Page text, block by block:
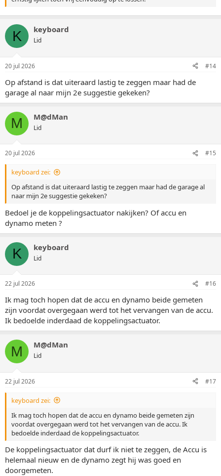
K keyboard
Lid
20 jul 2026 #14
Op afstand is dat uiteraard lastig te zeggen maar had de
garage al naar mijn 2e suggestie gekeken?
M M@dMan
Lid
20 jul 2026 #15
keyboard zei:
Op afstand is dat uiteraard lastig te zeggen maar had de garage al
naar mijn 2e suggestie gekeken?
Bedoel je de koppelingsactuator nakijken? Of accu en
dynamo meten ?
K keyboard
Lid
22 jul 2026 #16
Ik mag toch hopen dat de accu en dynamo beide gemeten
zijn voordat overgegaan werd tot het vervangen van de accu.
Ik bedoelde inderdaad de koppelingsactuator.
M M@dMan
Lid
22 jul 2026 #17
keyboard zei:
Ik mag toch hopen dat de accu en dynamo beide gemeten zijn
voordat overgegaan werd tot het vervangen van de accu. Ik
bedoelde inderdaad de koppelingsactuator.
De koppelingsactuator dat durf ik niet te zeggen, de Accu is
helemaal nieuw en de dynamo zegt hij was goed en
doorgemeten.